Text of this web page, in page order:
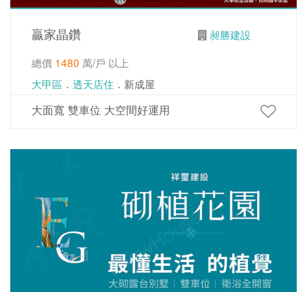
贏家晶鑽
昶勝建設
總價 1480 萬/戶 以上
大甲區 ． 透天店住 ．新成屋
大面寬 雙車位 大空間好運用